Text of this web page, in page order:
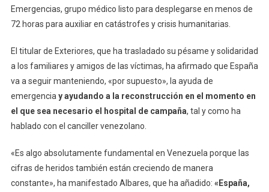
Emergencias, grupo médico listo para desplegarse en menos de
72 horas para auxiliar en catástrofes y crisis humanitarias.
El titular de Exteriores, que ha trasladado su pésame y solidaridad
a los familiares y amigos de las víctimas, ha afirmado que España
va a seguir manteniendo, «por supuesto», la ayuda de
emergenciay ayudando a la reconstrucción en el momento en
el que sea necesario el hospital de campaña, tal y como ha
hablado con el canciller venezolano.
«Es algo absolutamente fundamental en Venezuela porque las
cifras de heridos también están creciendo de manera
constante», ha manifestado Albares, que ha añadido: «España,